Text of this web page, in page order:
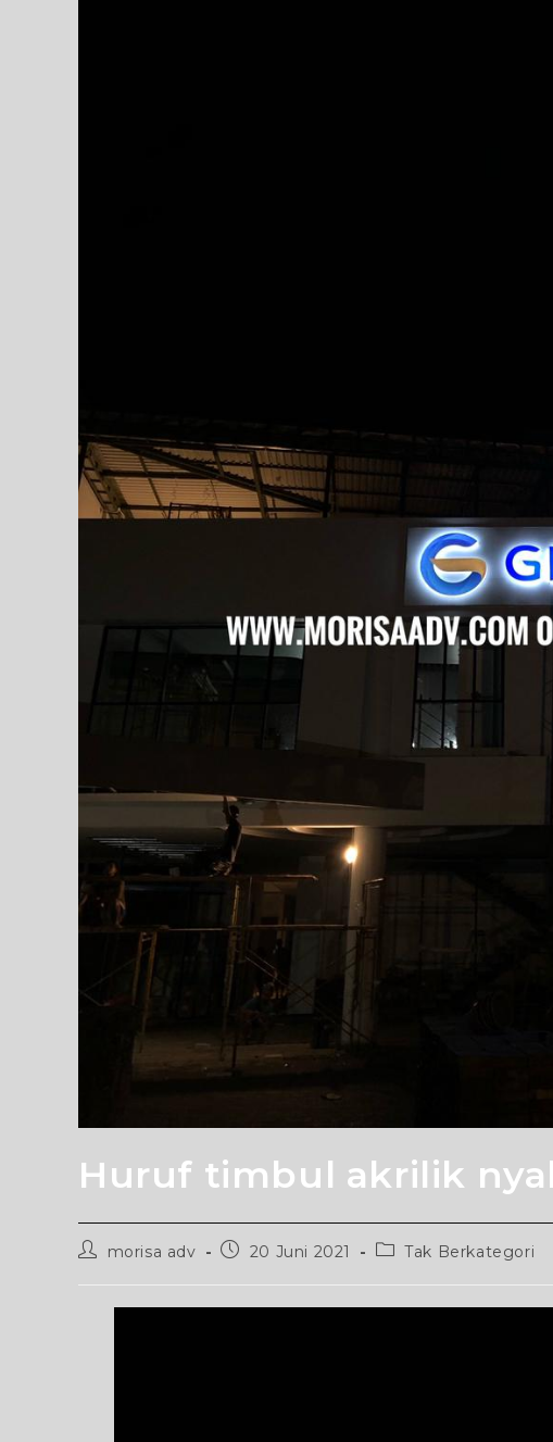
Huruf timbul akrilik
Postmorisa adv
Post20 Juni 2021
PostTak Berkategori